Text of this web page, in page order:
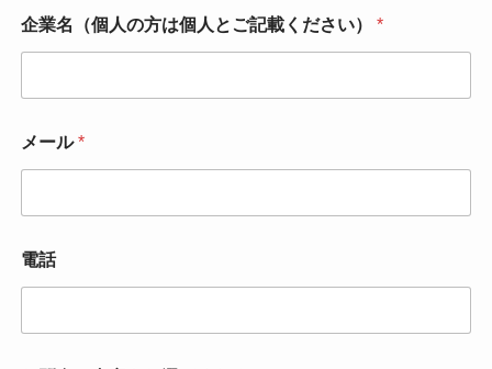
企業名（個人の方は個人とご記載ください） *
メール*
電話